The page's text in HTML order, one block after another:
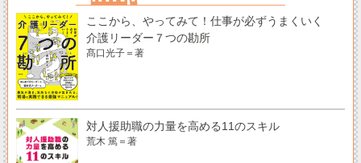
ここから、やってみて！仕事が必ずうまくいく
介護リーダー７つの勘所
髙口光子＝著
対人援助職の力量を高める11のスキル
荒木 篤＝著